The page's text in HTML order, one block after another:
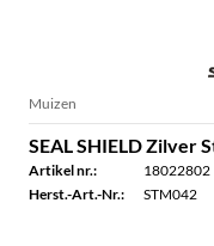
Muizen
SEAL SHIELD Zilver
Artikel nr.:
18022802
Herst.-Art.-Nr.:
STM042